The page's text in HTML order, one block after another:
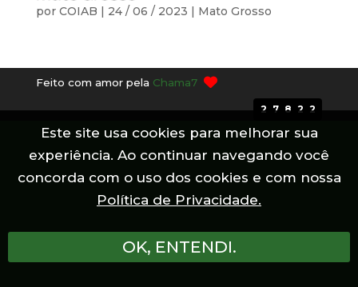
por COIAB 24 / 06 / 2023 Mato Grosso
Feito com amor pela Chama7
27822
Este site usa cookies para melhorar sua
experiência. Ao continuar navegando você
concorda com o uso dos cookies e com nossa
Política de Privacidade.
OK, ENTENDI.